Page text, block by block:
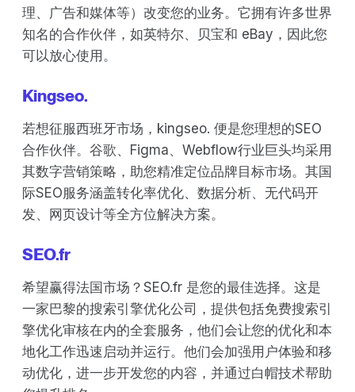
理、广告和媒体等）改变您的业务。它拥有许多世界
知名的合作伙伴，如英特尔、贝宝和 eBay，因此您
可以放心使用。
Kingseo.
若想征服西班牙市场，kingseo. 便是您理想的SEO
合作伙伴。谷歌、Figma、Webflow行业巨头均采用
其数字营销策略，助您精准定位品牌目标市场。其国
际SEO服务涵盖转化率优化、数据分析、无代码开
发、网页设计等全方位解决方案。
SEO.fr
希望赢得法国市场？SEO.fr 是您的最佳选择。这是
一家巴黎的搜索引擎优化公司，提供包括免费搜索引
擎优化审核在内的全套服务，他们会让您的优化和本
地化工作迅速启动并运行。他们会加强用户体验和移
动优化，进一步开发您的内容，并通过白帽技术帮助